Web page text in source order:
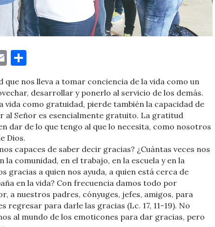
Email
que nos lleva a tomar conciencia de la vida como un
desarrollar y ponerlo al servicio de los demás.
vida como gratuidad, pierde también la capacidad de
al Señor es esencialmente gratuito. La gratitud
dar de lo que tengo al que lo necesita, como nosotros
Dios.
capaces de saber decir gracias? ¿Cuántas veces nos
la comunidad, en el trabajo, en la escuela y en la
gracias a quien nos ayuda, a quien está cerca de
en la vida? Con frecuencia damos todo por
a nuestros padres, cónyuges, jefes, amigos, para
regresar para darle las gracias (Lc. 17, 11-19). No
al mundo de los emoticones para dar gracias, pero